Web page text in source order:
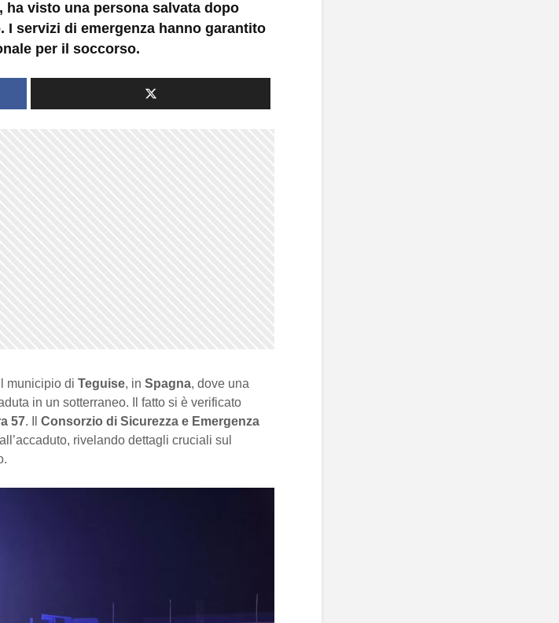
ha visto una persona salvata dopo
I servizi di emergenza hanno garantito
per il soccorso.
municipio di Teguise, in Spagna, dove una
in un sotterraneo. Il fatto si è verificato
57. Il Consorzio di Sicurezza e Emergenza
rivelando dettagli cruciali sul